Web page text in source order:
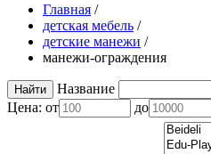
Главная /
детская мебель /
детские манежи /
манежи-ограждения
Название
Цена: от до